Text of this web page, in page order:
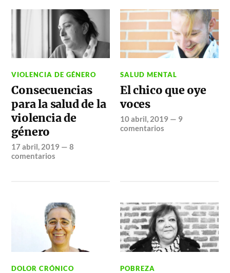
VIOLENCIA DE GÉNERO
Consecuencias
para la salud de la
violencia de
género
17 abril, 2019 —8
comentarios
SALUD MENTAL
El chico que oye
voces
10 abril, 2019 — 9
comentarios
DOLOR CRÓNICO POBREZA